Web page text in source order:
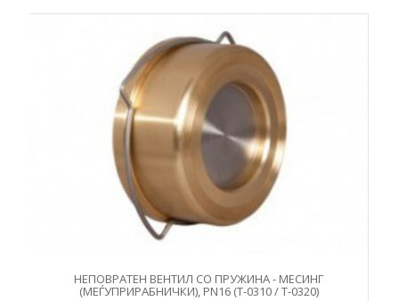
НЕПОВРАТЕН ВЕНТИЛ СО ПРУЖИНА - МЕСИНГ
(МЕЃУПРИРАБНИЧКИ), PN16 (Т-0310 / Т-0320)